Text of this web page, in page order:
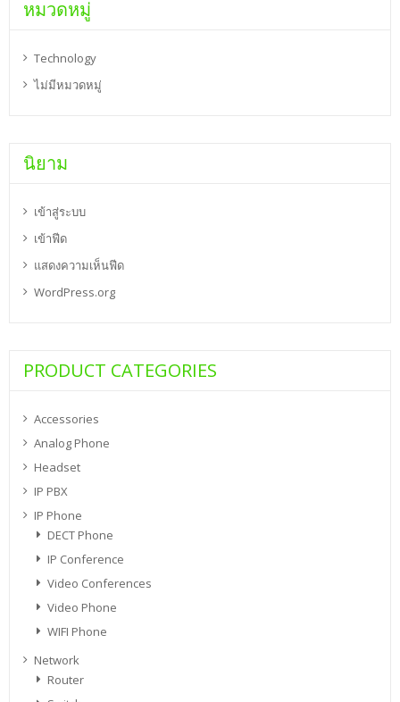
หมวดหมู่
Technology
ไม่มีหมวดหมู่
นิยาม
เข้าสู่ระบบ
เข้าฟีด
แสดงความเห็นฟีด
WordPress.org
PRODUCT CATEGORIES
Accessories
Analog Phone
Headset
IP PBX
IP Phone
DECT Phone
IP Conference
Video Conferences
Video Phone
WIFI Phone
Network
Router